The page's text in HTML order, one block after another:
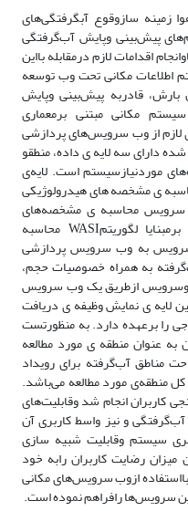
زمینه‌ سازوقوع آبگرفتگی‌های
پیش‌بینی وپایش آب‌گرفتگی
اقدامات لازم درمقابله بااین
اطلاعات مکانی تحت وب توسعه
قادربه پیش‌بینی وپایش
مکانی مبتنی برمعماری
لازم از وب سرویس‌های پردازشی
دارای سه لایه‌ ی داده، منطقو
موردنیازسیستم است. لایه‌ی
ی مشخصه‌ های هیدرولوژیکی
محاسبه‌ ی مشخصه‌های
هیدرولوژیکی،جهت وانباشت جریان را برمبنایا لگوریتمWASI محاسبه‌
به وب سرویس پردازشی
به همراه خصوصیات حجم،
ازطریق یک وب سرویس
لایه‌ ی نمایش وظیفه‌ ی دریافت
را برعهده دارد. به منظورتست
نطقه‌ی 22 شهرتهران به عنوان منطقه‌ ی مورد مطالعه
مناطق آب‌گرفته برای رویداد
مساحت کل منطقه‌ی مورد مطالعه می‌باشد.
کاربران انجام شد وقابلیت‌های
و نیز واسط کاربری آن
سیستم وقابلیت شبیه‌ سازی
رضایت کاربران رابه خود
ازوب سرویس‌های مکانی
این سرویس‌ها رافراهم نموده است.